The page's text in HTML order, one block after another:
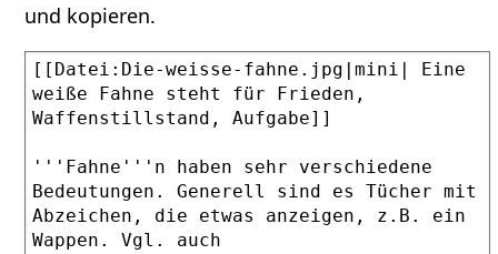
und kopieren.